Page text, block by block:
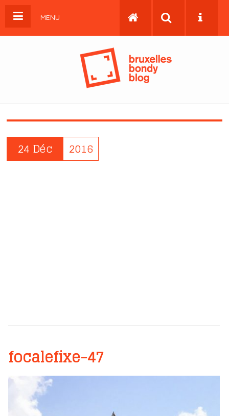
MENU
24 Déc 2016
focalefixe-47